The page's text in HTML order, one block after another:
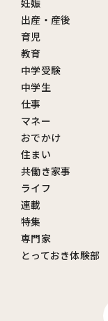
妊娠
出産・産後
育児
教育
中学受験
中学生
仕事
マネー
おでかけ
住まい
共働き家事
ライフ
連載
特集
専門家
とっておき体験部